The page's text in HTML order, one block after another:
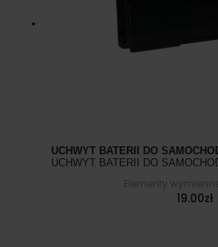
UCHWYT BATERII DO
UCHWYT BATERII DO
Elementy
19.00zł